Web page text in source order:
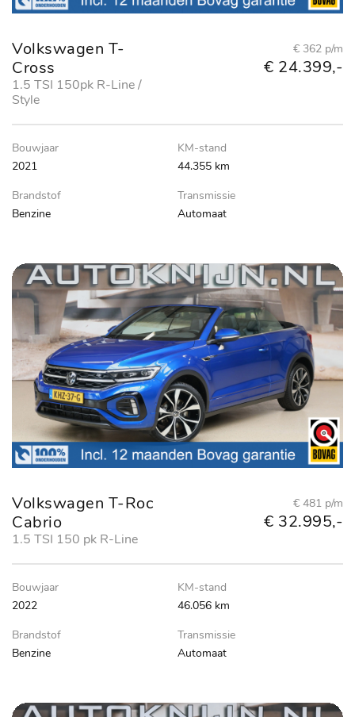
Volkswagen T-
Cross
1.5 TSI 150pk R-Line /
Style
€ 362 p/m
€ 24.399,-
Bouwjaar
2021
KM-stand
44.355 km
Brandstof
Benzine
Transmissie
Automaat
Volkswagen T-Roc
Cabrio
1.5 TSI 150 pk R-Line
€ 481 p/m
€ 32.995,-
Bouwjaar
2022
KM-stand
46.056 km
Brandstof
Benzine
Transmissie
Automaat